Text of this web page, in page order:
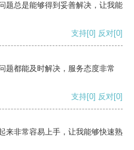
题总是能够得到妥善解决，让我能
支持[0] 反对[0]
题都能及时解决，服务态度非常
支持[0] 反对[0]
来非常容易上手，让我能够快速熟